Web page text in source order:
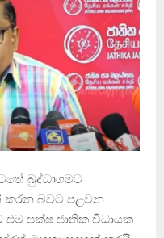
බුද්ධාගමට
කරන බවට පළවන
එම පක්ෂ ජාතික විධායක